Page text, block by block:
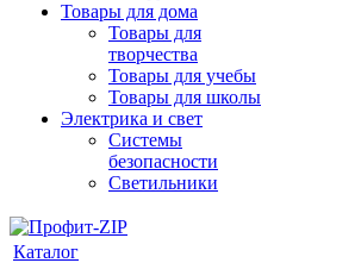
Товары для дома
Товары для
творчества
Товары для учебы
Товары для школы
Электрика и свет
Системы
безопасности
Светильники
Каталог